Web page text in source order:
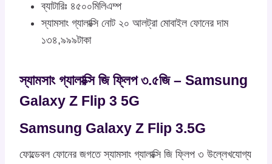
ব্যাটারিঃ ৪৫০০মিলিএম্প
স্যামসাং গ্যালাক্সি নোট ২০ আলট্রা মোবাইল ফোনের দাম
১৩৪,৯৯৯টাকা
স্যামসাং গ্যালাক্সি জি ফ্লিপ ৩.৫জি – Samsung
Galaxy Z Flip 3 5G
Samsung Galaxy Z Flip 3.5G
ফোল্ডেবল ফোনের জগতে স্যামসাং গ্যালাক্সি জি ফ্লিপ ৩ উল্লেখযোগ্য